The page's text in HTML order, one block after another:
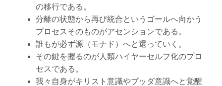
の移行である。
分離の状態から再び統合というゴールへ向かう
プロセスそのものがアセンションである。
誰もが必ず源（モナド）へと還っていく。
その鍵を握るのが人類ハイヤーセルフ化のプロ
セスである。
我々自身がキリスト意識やブッダ意識へと覚醒